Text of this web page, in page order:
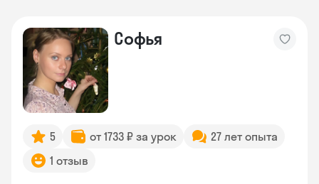
Софья
5 от 1733 ₽ за урок
27 лет опыта
1 отзыв